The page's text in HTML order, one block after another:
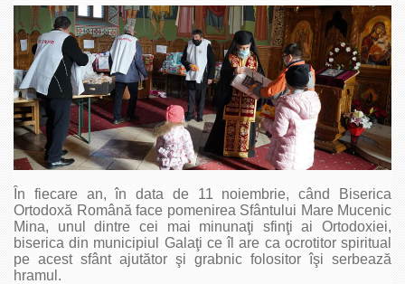
În fiecare an, în data de 11 noiembrie, când Biserica
Ortodoxă Română face pomenirea Sfântului Mare Mucenic
Mina, unul dintre cei mai minunaţi sfinţi ai Ortodoxiei,
biserica din municipiul Galaţi ce îl are ca ocrotitor spiritual
pe acest sfânt ajutător şi grabnic folositor îşi serbează
hramul.